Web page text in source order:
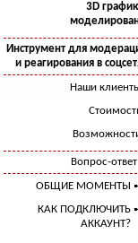
3D
Инструмент для
и реагирования в
Наши
Вопрос-ответ
ОБЩИЕ МОМЕНТЫ
КАК ПОДКЛЮЧИТЬ
АККАУНТ?